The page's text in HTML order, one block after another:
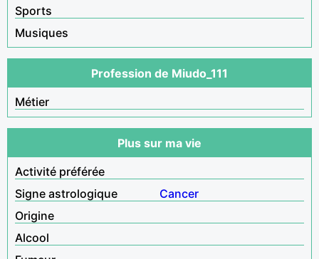
Sports
Musiques
Profession de Miudo_111
Métier
Plus sur ma vie
Activité préférée
Signe astrologique
Cancer
Origine
Alcool